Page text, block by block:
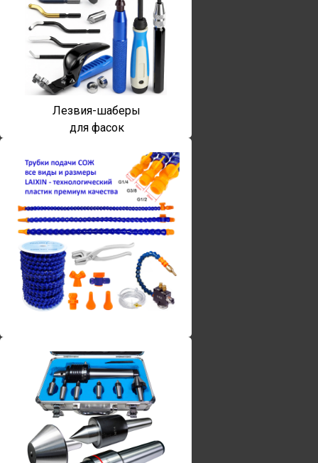
Лезвия-шаберы
для фасок
Винты torx